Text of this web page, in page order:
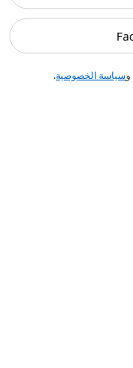
وسياسة الخصوصية.